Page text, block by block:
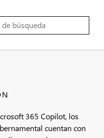
365 Copilot, los
cuentan con